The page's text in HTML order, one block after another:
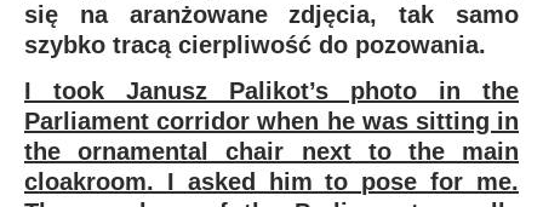
się na aranżowane zdjęcia, tak samo
szybko tracą cierpliwość do pozowania.
I took Janusz Palikot’s photo in the
Parliament corridor when he was sitting in
the ornamental chair next to the main
cloakroom. I asked him to pose for me.